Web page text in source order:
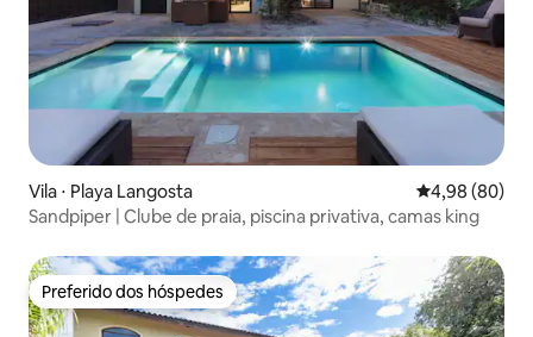
Vila ⋅ Playa Langosta 4,98 de uma
4,98 (80)
Sandpiper | Clube de praia, piscina privativa, camas king
Preferido dos hóspedes
Preferido dos hóspedes